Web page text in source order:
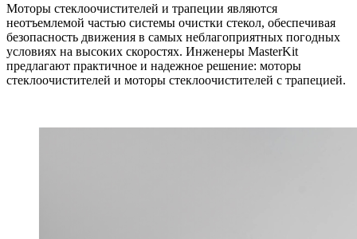
Моторы стеклоочистителей и трапеции являются
неотъемлемой частью системы очистки стекол, обеспечивая
безопасность движения в самых неблагоприятных погодных
условиях на высоких скоростях. Инженеры MasterKit
предлагают практичное и надежное решение: моторы
стеклоочистителей и моторы стеклоочистителей с трапецией.